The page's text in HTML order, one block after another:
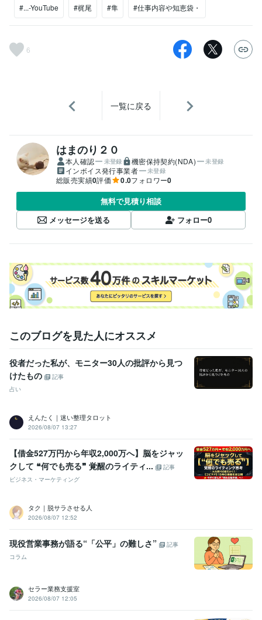
#...-YouTube #梶尾 #隼 #仕事内容や知恵袋・
6
一覧に戻る
はまのり２０
本人確認 未登録 機密保持契約(NDA) 未登録
インボイス発行事業者 未登録
総販売実績0評価 0.0フォロワー0
無料で見積り相談
メッセージを送る
フォロー0
このブログを見た人にオススメ
役者だった私が、モニター30人の批評から見つ
けたもの
記事
占い
えんたく｜迷い整理タロット
2026/08/07 13:27
【借金527万円から年収2,000万へ】脳をジャッ
クして ❝何でも売る❞ 覚醒のライティ...
記事
ビジネス・マーケティング
タク｜脱サラさせる人
2026/08/07 12:52
現役営業事務が語る“「公平」の難しさ”
記事
コラム
セラー業務支援室
2026/08/07 12:05